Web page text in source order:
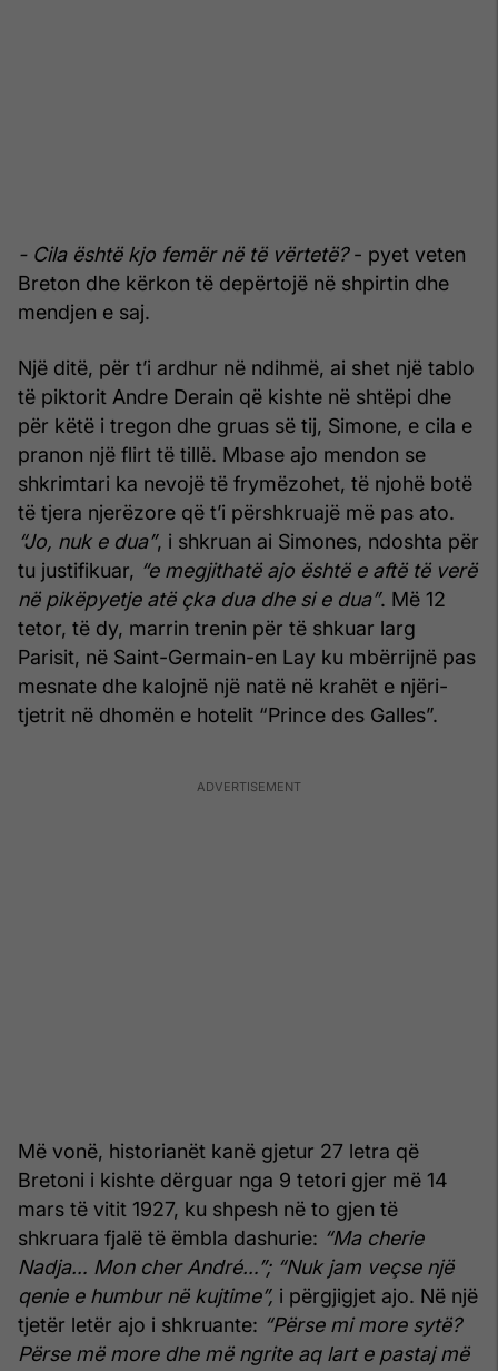
- Cila është kjo femër në të vërtetë?- pyet veten
Breton dhe kërkon të depërtojë në shpirtin dhe
mendjen e saj.
Një ditë, për t’i ardhur në ndihmë, ai shet një tablo
të piktorit Andre Derain që kishte në shtëpi dhe
për këtë i tregon dhe gruas së tij, Simone, e cila e
pranon një flirt të tillë. Mbase ajo mendon se
shkrimtari ka nevojë të frymëzohet, të njohë botë
të tjera njerëzore që t’i përshkruajë më pas ato.
“Jo, nuk e dua”, i shkruan ai Simones, ndoshta për
tu justifikuar, “e megjithatë ajo është e aftë të verë
në pikëpyetje atë çka dua dhe si e dua”. Më 12
tetor, të dy, marrin trenin për të shkuar larg
Parisit, në Saint-Germain-en Lay ku mbërrijnë pas
mesnate dhe kalojnë një natë në krahët e njëri-
tjetrit në dhomën e hotelit “Prince des Galles”.
Më vonë, historianët kanë gjetur 27 letra që
Bretoni i kishte dërguar nga 9 tetori gjer më 14
mars të vitit 1927, ku shpesh në to gjen të
shkruara fjalë të ëmbla dashurie: “Ma cherie
Nadja… Mon cher André…”; “Nuk jam veçse një
qenie e humbur në kujtime”, i përgjigjet ajo. Në një
tjetër letër ajo i shkruante: “Përse mi more sytë?
Përse më more dhe më ngrite aq lart e pastaj më